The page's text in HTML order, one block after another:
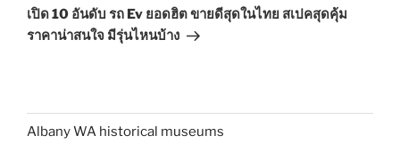
Post
เปิด 10 อันดับ รถ Ev ยอดฮิต ขายดีสุดในไทย สเปคสุดคุ้ม
ราคาน่าสนใจ มีรุ่นไหนบ้าง
Albany WA historical museums